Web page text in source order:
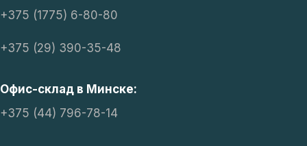
+375 (1775) 6-80-80
+375 (29) 390-35-48
Офис-склад в Минске:
+375 (44) 796-78-14